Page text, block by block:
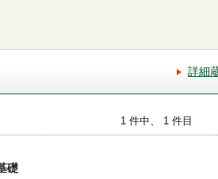
詳細
1 件中、 1 件目
礎